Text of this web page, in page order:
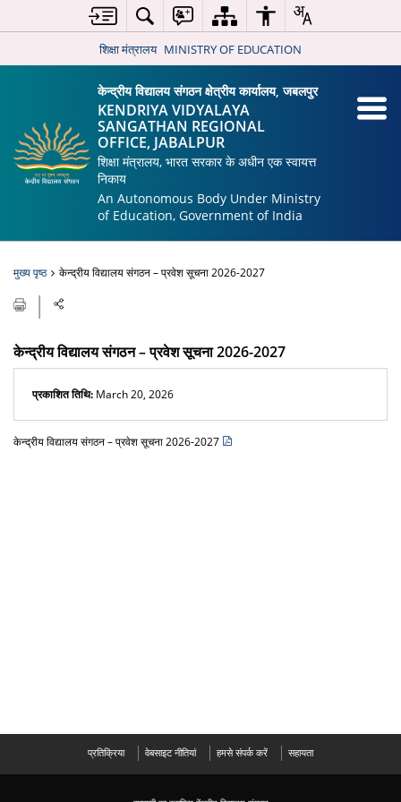
शिक्षा मंत्रालय MINISTRY OF EDUCATION
केन्द्रीय विद्यालय संगठन क्षेत्रीय कार्यालय, जबलपुर
KENDRIYA VIDYALAYA
SANGATHAN REGIONAL
OFFICE, JABALPUR
शिक्षा मंत्रालय, भारत सरकार के अधीन एक स्वायत्त
निकाय
An Autonomous Body Under Ministry
of Education, Government of India
मुख्य पृष्ठ केन्द्रीय विद्यालय संगठन – प्रवेश सूचना 2026-2027
केन्द्रीय विद्यालय संगठन – प्रवेश सूचना 2026-2027
प्रकाशित तिथि: March 20, 2026
केन्द्रीय विद्यालय संगठन – प्रवेश सूचना 2026-2027
प्रतिक्रिया वेबसाइट नीतियां हमसे संपर्क करें सहायता